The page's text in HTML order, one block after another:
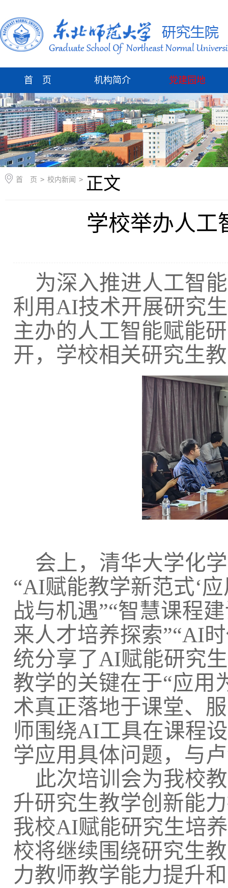
首 页 机构简介 党建园地
首 页 > 校内新闻 > 正文
学校举办人工
为深入推进人工智
利用AI技术开展研究
主办的人工智能赋能
开，学校相关研究生
会上，清华大学化
“AI赋能教学新范式‘
战与机遇”“智慧课程
来人才培养探索”“AI
统分享了AI赋能研究
教学的关键在于“应用
术真正落地于课堂、
师围绕AI工具在课程
学应用具体问题，与
此次培训会为我校
升研究生教学创新能
我校AI赋能研究生培
校将继续围绕研究生
力教师教学能力提升